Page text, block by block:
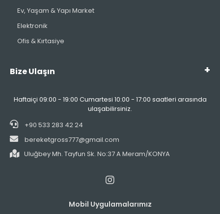
Ev, Yaşam & Yapı Market
Elektronik
Ofis & Kırtasiye
Bize Ulaşın
Haftaiçi 09:00 - 19:00 Cumartesi 10:00 - 17:00 saatleri arasında
ulaşabilirsiniz.
+90 533 283 42 24
bereketgross777@gmail.com
Uluğbey Mh. Tayfun Sk. No:37 A Meram/KONYA
Mobil Uygulamalarımız